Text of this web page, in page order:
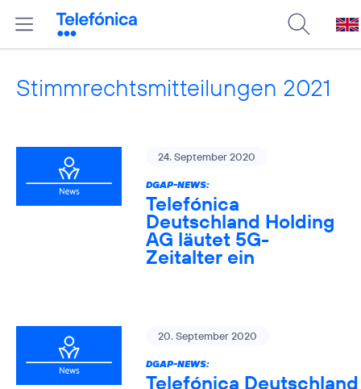
Stimmrechtsmitteilungen 2021
24. September 2020
DGAP-NEWS:
Telefónica
Deutschland Holding
AG läutet 5G-
Zeitalter ein
20. September 2020
DGAP-NEWS:
Telefónica Deutschland